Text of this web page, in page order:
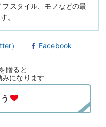
スタイル、モノなどの最
。
） Facebook
贈ると
みになります